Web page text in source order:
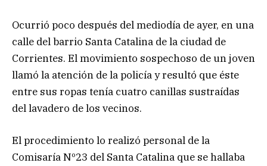
Ocurrió poco después del mediodía de ayer, en una
calle del barrio Santa Catalina de la ciudad de
Corrientes. El movimiento sospechoso de un joven
llamó la atención de la policía y resultó que éste
entre sus ropas tenía cuatro canillas sustraídas
del lavadero de los vecinos.
El procedimiento lo realizó personal de la
Comisaría Nº23 del Santa Catalina que se hallaba